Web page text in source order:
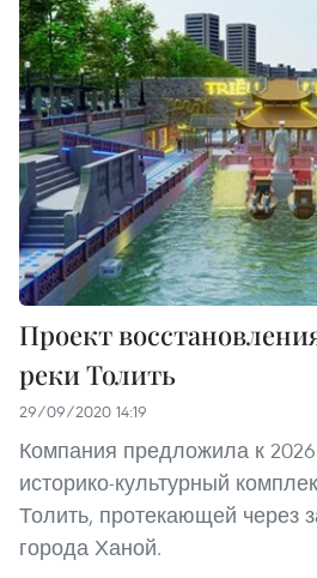
Проект
реки Толить
29/09/2020 14:19
Компания предложила к 2026
историко-культурный
Толить, протекающей через
города Ханой.